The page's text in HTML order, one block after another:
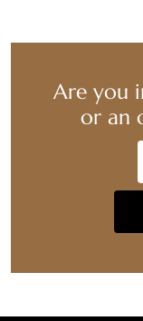
Are you
or an